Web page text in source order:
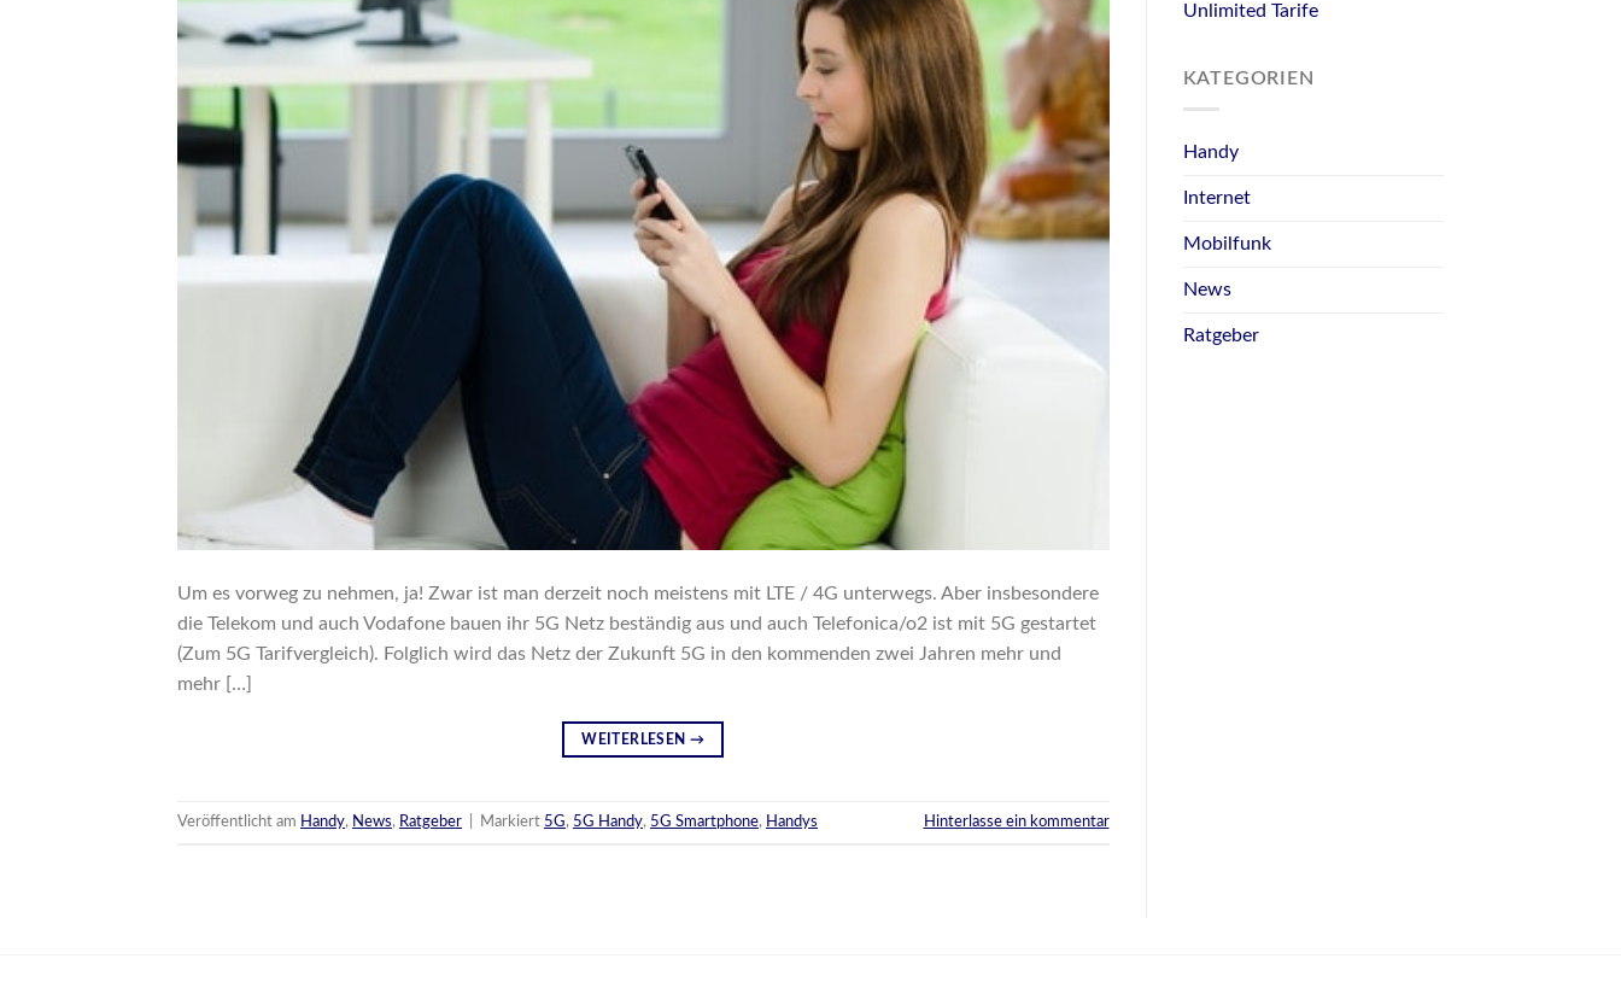
Um es vorweg zu nehmen, ja! Zwar ist man derzeit noch meistens mit LTE / 4G unterwegs. Aber insbesondere
die Telekom und auch Vodafone bauen ihr 5G Netz beständig aus und auch Telefonica/o2 ist mit 5G gestartet
(Zum 5G Tarifvergleich). Folglich wird das Netz der Zukunft 5G in den kommenden zwei Jahren mehr und
mehr […]
WEITERLESEN →
Veröffentlicht am Handy, News, Ratgeber Markiert 5G, 5G Handy, 5G Smartphone, Handys Hinterlasse ein kommentar
Unlimited Tarife
KATEGORIEN
Handy
Internet
Mobilfunk
News
Ratgeber